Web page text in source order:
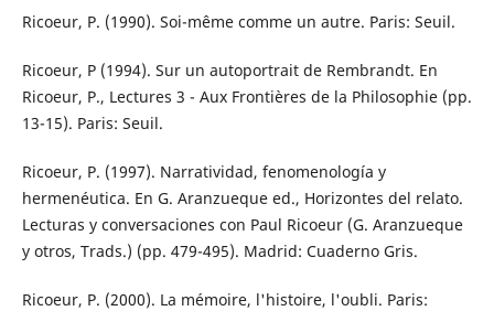
Ricoeur, P. (1990). Soi-même comme un autre. Paris: Seuil.
Ricoeur, P (1994). Sur un autoportrait de Rembrandt. En
Ricoeur, P., Lectures 3 - Aux Frontières de la Philosophie (pp.
13-15). Paris: Seuil.
Ricoeur, P. (1997). Narratividad, fenomenología y
hermenéutica. En G. Aranzueque ed., Horizontes del relato.
Lecturas y conversaciones con Paul Ricoeur (G. Aranzueque
y otros, Trads.) (pp. 479-495). Madrid: Cuaderno Gris.
Ricoeur, P. (2000). La mémoire, l'histoire, l'oubli. Paris: